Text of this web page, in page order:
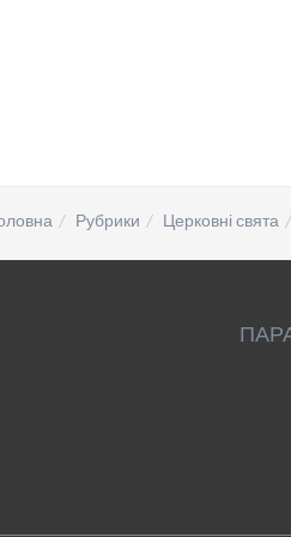
Рубрики Церковні свята